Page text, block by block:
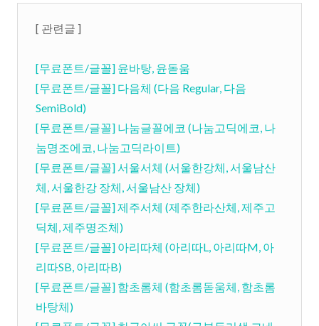
[ 관련글 ]
[무료폰트/글꼴] 윤바탕, 윤돋움
[무료폰트/글꼴] 다음체 (다음 Regular, 다음
SemiBold)
[무료폰트/글꼴] 나눔글꼴에코 (나눔고딕에코, 나
눔명조에코, 나눔고딕라이트)
[무료폰트/글꼴] 서울서체 (서울한강체, 서울남산
체, 서울한강 장체, 서울남산 장체)
[무료폰트/글꼴] 제주서체 (제주한라산체, 제주고
딕체, 제주명조체)
[무료폰트/글꼴] 아리따체 (아리따L, 아리따M, 아
리따SB, 아리따B)
[무료폰트/글꼴] 함초롬체 (함초롬돋움체, 함초롬
바탕체)